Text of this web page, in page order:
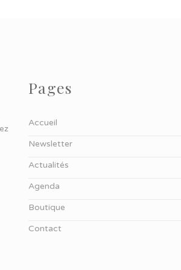
Pages
Accueil
Newsletter
Actualités
Agenda
Boutique
Contact